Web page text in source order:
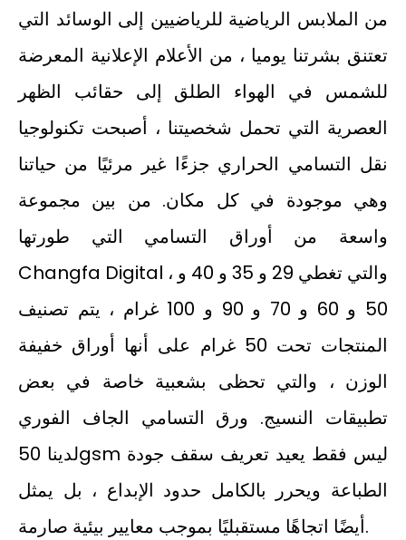
من الملابس الرياضية للرياضيين إلى الوسائد التي
تعتنق بشرتنا يوميا ، من الأعلام الإعلانية المعرضة
للشمس في الهواء الطلق إلى حقائب الظهر
العصرية التي تحمل شخصيتنا ، أصبحت تكنولوجيا
نقل التسامي الحراري جزءًا غير مرئيًا من حياتنا
وهي موجودة في كل مكان. من بين مجموعة
واسعة من أوراق التسامي التي طورتها
Changfa Digital ، والتي تغطي 29 و 35 و 40 و
50 و 60 و 70 و 90 و 100 غرام ، يتم تصنيف
المنتجات تحت 50 غرام على أنها أوراق خفيفة
الوزن ، والتي تحظى بشعبية خاصة في بعض
تطبيقات النسيج. ورق التسامي الجاف الفوري
لدينا 50gsm ليس فقط يعيد تعريف سقف جودة
الطباعة ويحرر بالكامل حدود الإبداع ، بل يمثل
أيضًا اتجاهًا مستقبليًا بموجب معايير بيئية صارمة.